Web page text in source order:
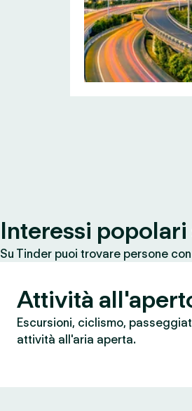
Interessi
Su Tinder puoi trovare persone
Attività
Escursioni, ciclismo,
attività all'aria aperta.